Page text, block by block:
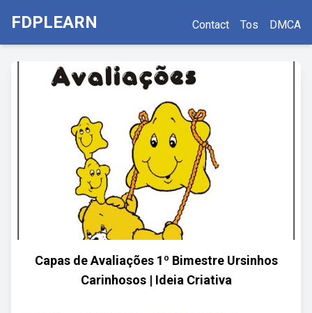
FDPLEARN Contact Tos DMCA
Capas de Avaliações 1º Bimestre Ursinhos
Carinhosos | Ideia Criativa